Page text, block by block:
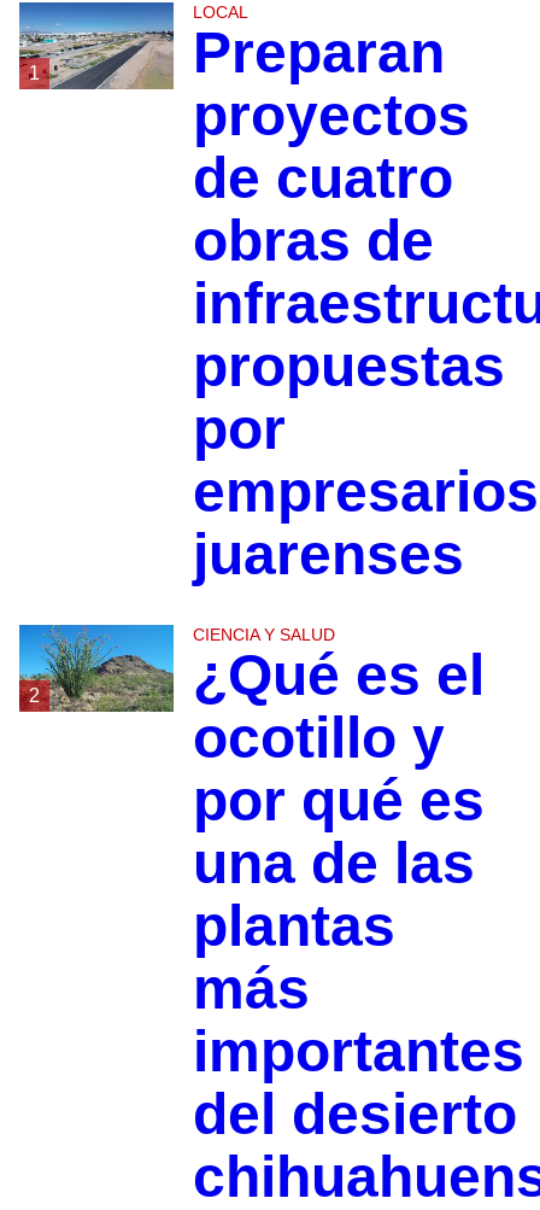
1
LOCAL
Preparan
proyectos
de cuatro
obras de
propuestas
por
empresarios
juarenses
2
CIENCIA Y SALUD
¿Qué es el
ocotillo y
por qué es
una de las
plantas
más
importantes
del desierto